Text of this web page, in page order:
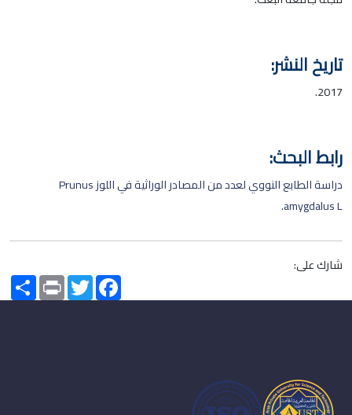
تاريخ النشر:
2017.
رابط البحث:
دراسة الطابع النووي لعدد من المصادر الوراثية في اللوز Prunus
amygdalus L.
شارك على:
Share PrintTwitterFacebook